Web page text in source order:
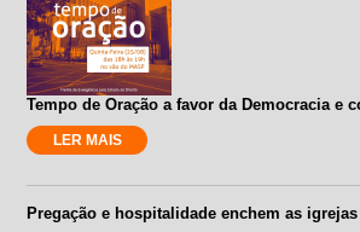
Tempo de Oração a favor da Democracia e
LER MAIS
Pregação e hospitalidade enchem as igrejas